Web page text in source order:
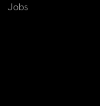
Jobs